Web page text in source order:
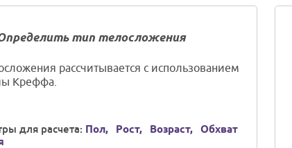
тип телосложения
рассчитывается с использованием
Креффа.
для расчета: Пол, Рост, Возраст,
Обхват